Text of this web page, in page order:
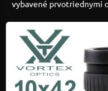
vybavené prvotriednymi